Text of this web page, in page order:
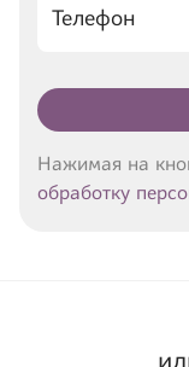
Нажимая на
обработку